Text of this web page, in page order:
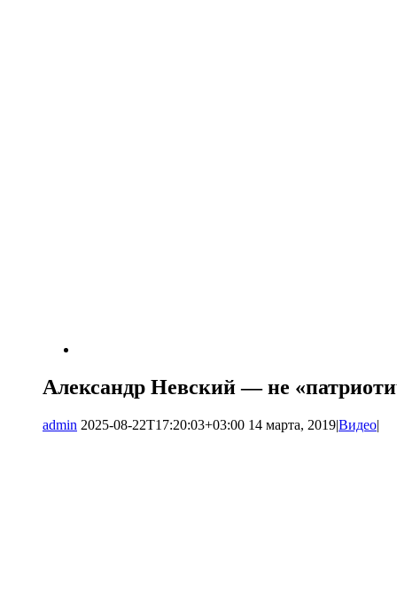
Александр Невский — не
admin 2025-08-22T17:20:03+03:00 14 марта, 2019|Видео|